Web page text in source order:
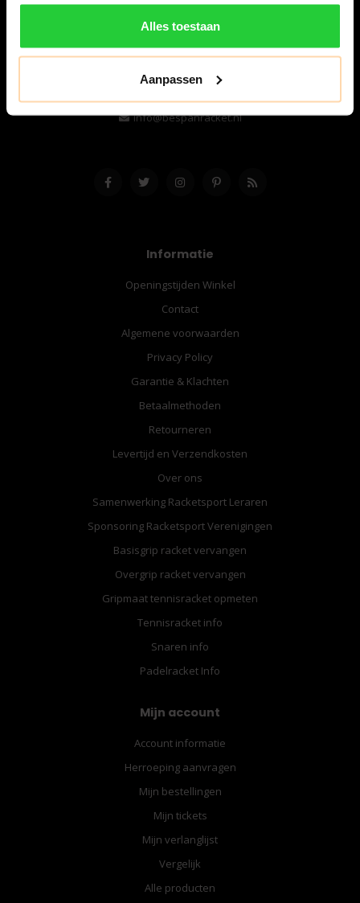
Alles toestaan
Aanpassen
Snijdersstraat 6
8224 AA Lelystad
Nederland
06-57276080
info@bespanracket.nl
Informatie
Openingstijden Winkel
Contact
Algemene voorwaarden
Privacy Policy
Garantie & Klachten
Betaalmethoden
Retourneren
Levertijd en Verzendkosten
Over ons
Samenwerking Racketsport Leraren
Sponsoring Racketsport Verenigingen
Basisgrip racket vervangen
Overgrip racket vervangen
Gripmaat tennisracket opmeten
Tennisracket info
Snaren info
Padelracket Info
Mijn account
Account informatie
Herroeping aanvragen
Mijn bestellingen
Mijn tickets
Mijn verlanglijst
Vergelijk
Alle producten